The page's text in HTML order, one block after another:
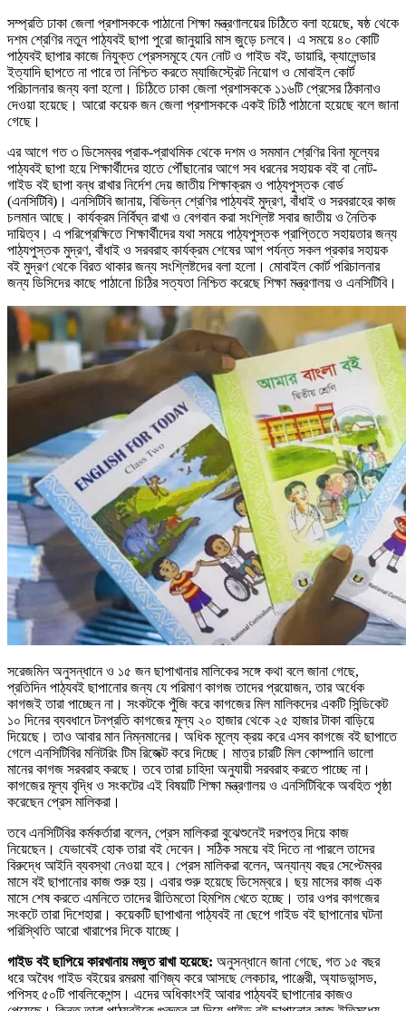
সম্প্রতি ঢাকা জেলা প্রশাসককে পাঠানো শিক্ষা মন্ত্রণালয়ের চিঠিতে বলা হয়েছে, ষষ্ঠ থেকে
দশম শ্রেণির নতুন পাঠ্যবই ছাপা পুরো জানুয়ারি মাস জুড়ে চলবে। এ সময়ে ৪০ কোটি
পাঠ্যবই ছাপার কাজে নিযুক্ত প্রেসসমূহে যেন নোট ও গাইড বই, ডায়ারি, ক্যালেন্ডার
ইত্যাদি ছাপতে না পারে তা নিশ্চিত করতে ম্যাজিস্ট্রেট নিয়োগ ও মোবাইল কোর্ট
পরিচালনার জন্য বলা হলো। চিঠিতে ঢাকা জেলা প্রশাসককে ১১৬টি প্রেসের ঠিকানাও
দেওয়া হয়েছে। আরো কয়েক জন জেলা প্রশাসককে একই চিঠি পাঠানো হয়েছে বলে জানা
গেছে।
এর আগে গত ৩ ডিসেম্বর প্রাক-প্রাথমিক থেকে দশম ও সমমান শ্রেণির বিনা মূল্যের
পাঠ্যবই ছাপা হয়ে শিক্ষার্থীদের হাতে পৌঁছানোর আগে সব ধরনের সহায়ক বই বা নোট-
গাইড বই ছাপা বন্ধ রাখার নির্দেশ দেয় জাতীয় শিক্ষাক্রম ও পাঠ্যপুস্তক বোর্ড
(এনসিটিবি)। এনসিটিবি জানায়, বিভিন্ন শ্রেণির পাঠ্যবই মুদ্রণ, বাঁধাই ও সরবরাহের কাজ
চলমান আছে। কার্যক্রম নির্বিঘ্ন রাখা ও বেগবান করা সংশ্লিষ্ট সবার জাতীয় ও নৈতিক
দায়িত্ব। এ পরিপ্রেক্ষিতে শিক্ষার্থীদের যথা সময়ে পাঠ্যপুস্তক প্রাপ্তিতে সহায়তার জন্য
পাঠ্যপুস্তক মুদ্রণ, বাঁধাই ও সরবরাহ কার্যক্রম শেষের আগ পর্যন্ত সকল প্রকার সহায়ক
বই মুদ্রণ থেকে বিরত থাকার জন্য সংশ্লিষ্টদের বলা হলো। মোবাইল কোর্ট পরিচালনার
জন্য ডিসিদের কাছে পাঠানো চিঠির সত্যতা নিশ্চিত করেছে শিক্ষা মন্ত্রণালয় ও এনসিটিবি।
সরেজমিন অনুসন্ধানে ও ১৫ জন ছাপাখানার মালিকের সঙ্গে কথা বলে জানা গেছে,
প্রতিদিন পাঠ্যবই ছাপানোর জন্য যে পরিমাণ কাগজ তাদের প্রয়োজন, তার অর্ধেক
কাগজই তারা পাচ্ছেন না। সংকটকে পুঁজি করে কাগজের মিল মালিকদের একটি সিন্ডিকেট
১০ দিনের ব্যবধানে টনপ্রতি কাগজের মূল্য ২০ হাজার থেকে ২৫ হাজার টাকা বাড়িয়ে
দিয়েছে। তাও আবার মান নিম্নমানের। অধিক মূল্যে ক্রয় করে এসব কাগজে বই ছাপাতে
গেলে এনসিটিবির মনিটরিং টিম রিজেক্ট করে দিচ্ছে। মাত্র চারটি মিল কোম্পানি ভালো
মানের কাগজ সরবরাহ করছে। তবে তারা চাহিদা অনুযায়ী সরবরাহ করতে পাচ্ছে না।
কাগজের মূল্য বৃদ্ধি ও সংকটের এই বিষয়টি শিক্ষা মন্ত্রণালয় ও এনসিটিবিকে অবহিত পৃষ্ঠা
করেছেন প্রেস মালিকরা।
তবে এনসিটিবির কর্মকর্তারা বলেন, প্রেস মালিকরা বুঝেশুনেই দরপত্র দিয়ে কাজ
নিয়েছেন। যেভাবেই হোক তারা বই দেবেন। সঠিক সময়ে বই দিতে না পারলে তাদের
বিরুদ্ধে আইনি ব্যবস্থা নেওয়া হবে। প্রেস মালিকরা বলেন, অন্যান্য বছর সেপ্টেম্বর
মাসে বই ছাপানোর কাজ শুরু হয়। এবার শুরু হয়েছে ডিসেম্বরে। ছয় মাসের কাজ এক
মাসে শেষ করতে এমনিতে তাদের রীতিমতো হিমশিম খেতে হচ্ছে। তার ওপর কাগজের
সংকটে তারা দিশেহারা। কয়েকটি ছাপাখানা পাঠ্যবই না ছেপে গাইড বই ছাপানোর ঘটনা
পরিস্থিতি আরো খারাপের দিকে যাচ্ছে।
গাইড বই ছাপিয়ে কারখানায় মজুত রাখা হয়েছে: অনুসন্ধানে জানা গেছে, গত ১৫ বছর
ধরে অবৈধ গাইড বইয়ের রমরমা বাণিজ্য করে আসছে লেকচার, পাঞ্জেরী, অ্যাডভান্সড,
পপিসহ ৫০টি পাবলিকেশন্স। এদের অধিকাংশই আবার পাঠ্যবই ছাপানোর কাজও